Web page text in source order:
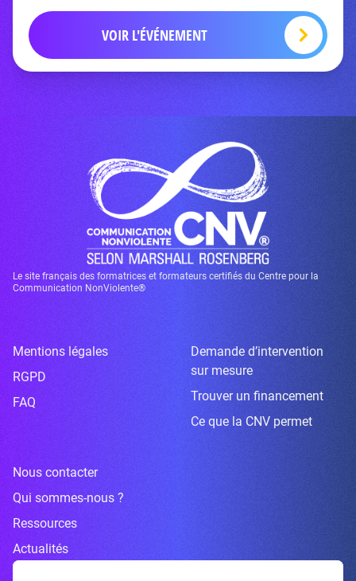
VOIR L'ÉVÉNEMENT
Le site français des formatrices et formateurs certifiés du Centre pour la
Communication NonViolente®
Mentions légales
RGPD
FAQ
Demande d’intervention
sur mesure
Trouver un financement
Ce que la CNV permet
Nous contacter
Qui sommes-nous ?
Ressources
Actualités